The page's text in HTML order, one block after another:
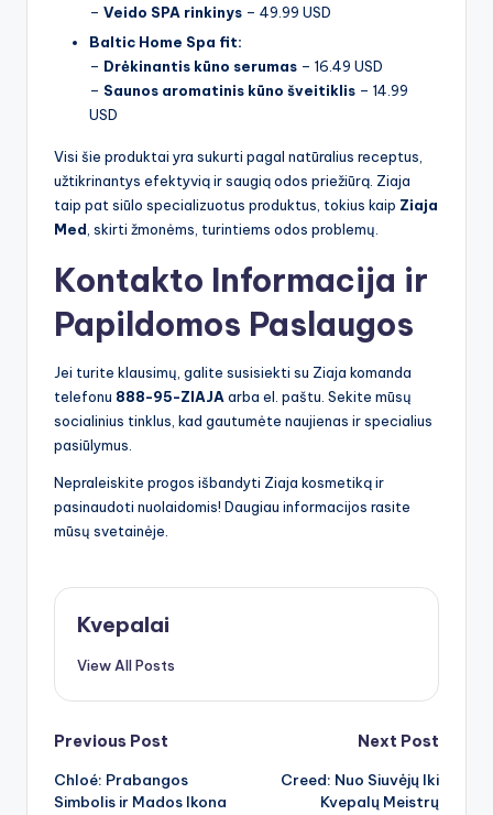
– Veido SPA rinkinys – 49.99 USD
Baltic Home Spa fit:
– Drėkinantis kūno serumas – 16.49 USD
– Saunos aromatinis kūno šveitiklis – 14.99
USD
Visi šie produktai yra sukurti pagal natūralius receptus,
užtikrinantys efektyvią ir saugią odos priežiūrą. Ziaja
taip pat siūlo specializuotus produktus, tokius kaip Ziaja
Med, skirti žmonėms, turintiems odos problemų.
Kontakto Informacija ir
Papildomos Paslaugos
Jei turite klausimų, galite susisiekti su Ziaja komanda
telefonu 888-95-ZIAJAarba el. paštu. Sekite mūsų
socialinius tinklus, kad gautumėte naujienas ir specialius
pasiūlymus.
Nepraleiskite progos išbandyti Ziaja kosmetiką ir
pasinaudoti nuolaidomis! Daugiau informacijos rasite
mūsų svetainėje.
Kvepalai
View All Posts
Post
navigation
Previous Post
Chloé: Prabangos
Simbolis ir Mados Ikona
Next Post
Creed: Nuo Siuvėjų Iki
Kvepalų Meistrų